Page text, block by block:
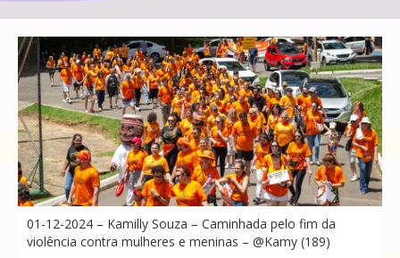
01-12-2024 – Kamilly Souza – Caminhada pelo fim da
violência contra mulheres e meninas – @Kamy (189)